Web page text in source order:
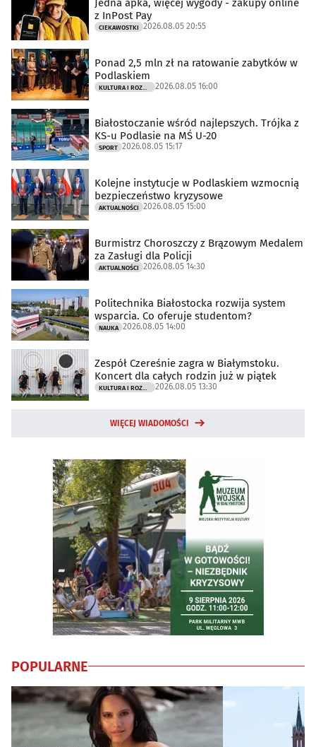
Jedna apka, więcej wygody - zakupy online
z InPost Pay
CIEKAWOSTKI 2026.08.05 20:55
Ponad 2,5 mln zł na ratowanie zabytków w
Podlaskiem
KULTURA I ROZRYWKA 2026.08.05 16:00
Białostoczanie wśród najlepszych. Trójka z
KS-u Podlasie na MŚ U-20
SPORT 2026.08.05 15:17
Kolejne instytucje w Podlaskiem wzmocnią
bezpieczeństwo kryzysowe
AKTUALNOŚCI 2026.08.05 15:00
Burmistrz Choroszczy z Brązowym Medalem
za Zasługi dla Policji
AKTUALNOŚCI 2026.08.05 14:30
Politechnika Białostocka rozwija system
wsparcia. Co oferuje studentom?
NAUKA 2026.08.05 14:00
Zespół Czereśnie zagra w Białymstoku.
Koncert dla całych rodzin już w piątek
KULTURA I ROZRYWKA 2026.08.05 13:30
WIĘCEJ WIADOMOŚCI
POPULARNE